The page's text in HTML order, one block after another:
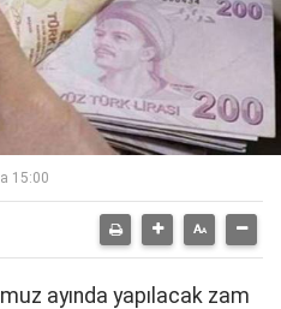
15:00
ayında yapılacak zam